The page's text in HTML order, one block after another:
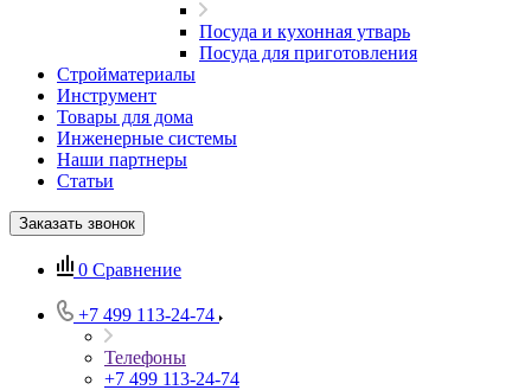
Посуда и кухонная утварь
Посуда для приготовления
Стройматериалы
Инструмент
Товары для дома
Инженерные системы
Наши партнеры
Статьи
Заказать звонок
0 Сравнение
+7 499 113-24-74
Телефоны
+7 499 113-24-74